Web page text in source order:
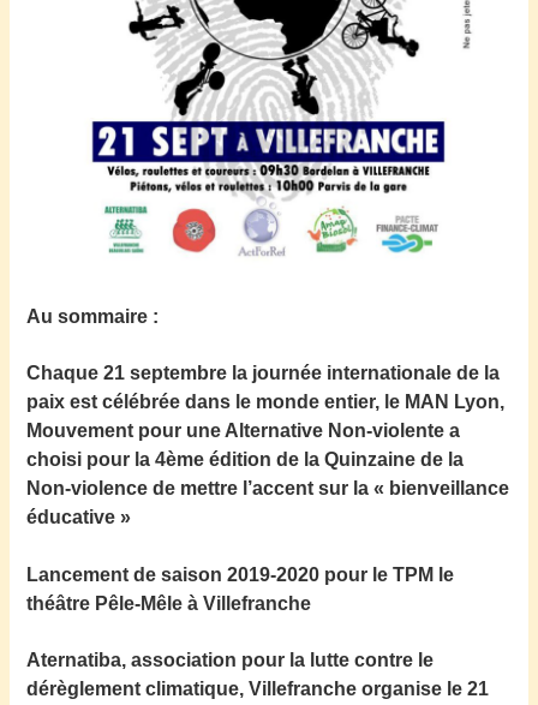
Au sommaire :
Chaque 21 septembre la journée internationale de la
paix est célébrée dans le monde entier, le MAN Lyon,
Mouvement pour une Alternative Non-violente a
choisi pour la 4ème édition de la Quinzaine de la
Non-violence de mettre l’accent sur la « bienveillance
éducative »
Lancement de saison 2019-2020 pour le TPM le
théâtre Pêle-Mêle à Villefranche
Aternatiba, association pour la lutte contre le
dérèglement climatique, Villefranche organise le 21